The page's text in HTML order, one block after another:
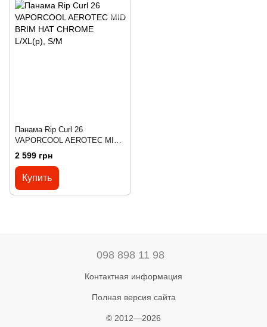
Панама Rip Curl 26
VAPORCOOL AEROTEC MID
BRIM HAT CHROME L/XL(р),
2 599 грн
Купить
098 898 11 98
Контактная информация
Полная версия сайта
© 2012—2026